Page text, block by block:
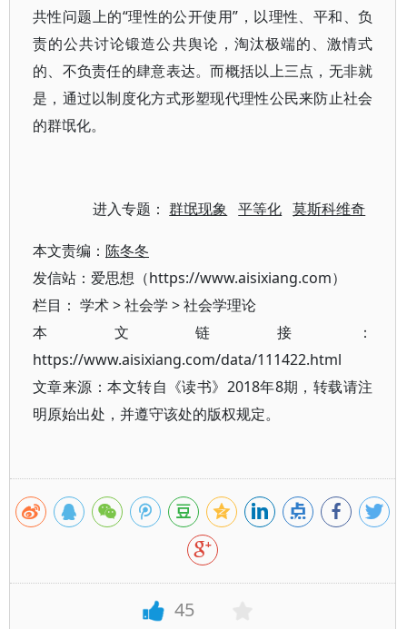
共性问题上的“理性的公开使用”，以理性、平和、负
责的公共讨论锻造公共舆论，淘汰极端的、激情式
的、不负责任的肆意表达。而概括以上三点，无非就
是，通过以制度化方式形塑现代理性公民来防止社会
的群氓化。
进入专题：群氓现象 平等化 莫斯科维奇
本文责编： 陈冬冬
发信站：爱思想（https://www.aisixiang.com）
栏目： 学术>社会学 >社会学理论
本文链接：
https://www.aisixiang.com/data/111422.html
文章来源：本文转自《读书》2018年8期，转载请注
明原始出处，并遵守该处的版权规定。
45